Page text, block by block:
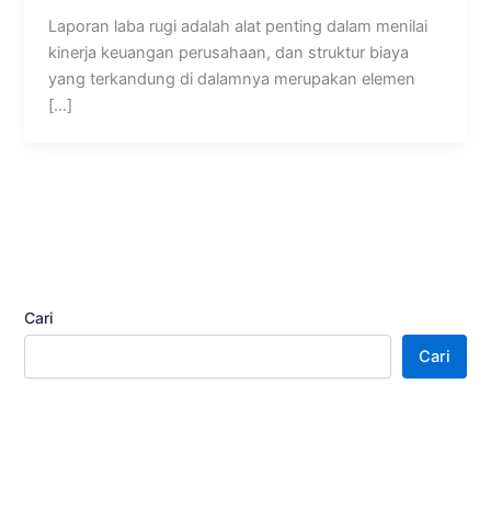
Laporan laba rugi adalah alat penting dalam menilai
kinerja keuangan perusahaan, dan struktur biaya
yang terkandung di dalamnya merupakan elemen
[…]
Cari
Cari